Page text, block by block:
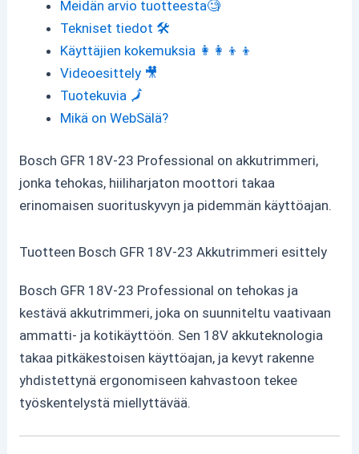
Meidän arvio tuotteesta🧐
Tekniset tiedot 🛠
Käyttäjien kokemuksia 👩‍👩‍👦‍👦
Videoesittely 🎥
Tuotekuvia 🗾
Mikä on WebSälä?
Bosch GFR 18V-23 Professional on akkutrimmeri,
jonka tehokas, hiiliharjaton moottori takaa
erinomaisen suorituskyvyn ja pidemmän käyttöajan.
Tuotteen Bosch GFR 18V-23 Akkutrimmeri esittely
Bosch GFR 18V-23 Professional on tehokas ja
kestävä akkutrimmeri, joka on suunniteltu vaativaan
ammatti- ja kotikäyttöön. Sen 18V akkuteknologia
takaa pitkäkestoisen käyttöajan, ja kevyt rakenne
yhdistettynä ergonomiseen kahvastoon tekee
työskentelystä miellyttävää.